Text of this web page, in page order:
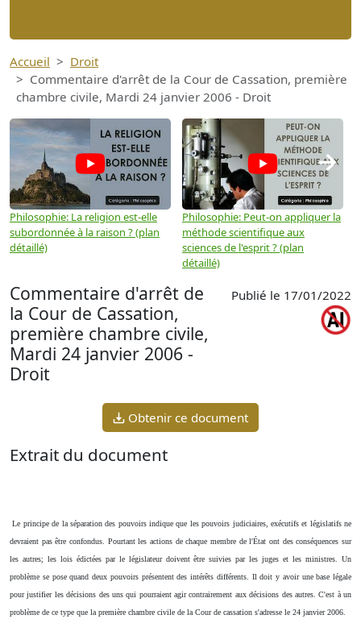
Accueil
Droit
Commentaire d'arrêt de la Cour de Cassation, première
chambre civile, Mardi 24 janvier 2006 - Droit
Philosophie: La religion est-elle
subordonnée à la raison ? (plan
détaillé)
Philosophie: Peut-on appliquer la
méthode scientifique aux
sciences de l'esprit ? (plan
détaillé)
→
Commentaire d'arrêt de
la Cour de Cassation,
première chambre civile,
Mardi 24 janvier 2006 -
Droit
Publié le 17/01/2022
Obtenir ce document
Extrait du document
Le principe de la séparation des pouvoirs indique que les pouvoirs judiciaires, exécutifs et législatifs ne
devraient pas être confondus. Pourtant les actions de chaque membre de l'État ont des conséquences sur
les autres; les lois édictées par le législateur doivent être suivies par les juges et les ministres. Un
problème se pose quand deux pouvoirs présentent des intérêts différents. Il doit y avoir une base légale
pour justifier les décisions des uns qui pourraient agir contrairement aux décisions des autres. C'est à un
problème de ce type que la première chambre civile de la Cour de cassation s'adresse le 24 janvier 2006.